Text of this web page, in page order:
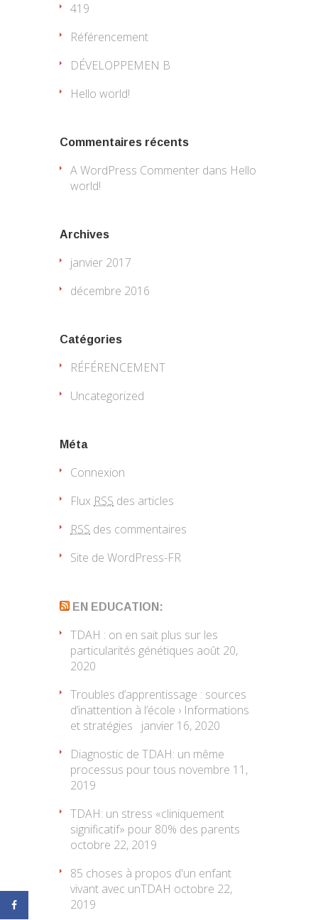
419
Référencement
DÉVELOPPEMEN B
Hello world!
Commentaires récents
A WordPress Commenter dans Hello
world!
Archives
janvier 2017
décembre 2016
Catégories
RÉFÉRENCEMENT
Uncategorized
Méta
Connexion
Flux RSS des articles
RSS des commentaires
Site de WordPress-FR
EN EDUCATION:
TDAH : on en sait plus sur les
particularités génétiques août 20,
2020
Troubles d’apprentissage : sources
d’inattention à l’école › Informations
et stratégies
janvier 16, 2020
Diagnostic de TDAH: un même
processus pour tous novembre 11,
2019
TDAH: un stress «cliniquement
significatif» pour 80% des parents
octobre 22, 2019
85 choses à propos d'un enfant
vivant avec unTDAH octobre 22,
2019